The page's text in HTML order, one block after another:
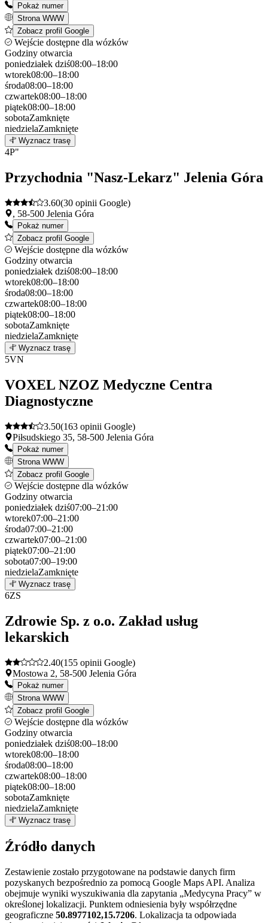
Pokaż numer
Strona WWW
Zobacz profil Google
Wejście dostępne dla wózków
Godziny otwarcia
poniedziałek dziś08:00–18:00
wtorek08:00–18:00
środa08:00–18:00
czwartek08:00–18:00
piątek08:00–18:00
sobotaZamknięte
niedzielaZamknięte
+
Wyznacz trasę
4P"
Przychodnia "Nasz-Lekarz" Jelenia Góra
3.60(30 opinii Google)
, 58-500 Jelenia Góra
Pokaż numer
Zobacz profil Google
Wejście dostępne dla wózków
Godziny otwarcia
poniedziałek dziś08:00–18:00
wtorek08:00–18:00
środa08:00–18:00
czwartek08:00–18:00
piątek08:00–18:00
sobotaZamknięte
niedzielaZamknięte
+
−
Wyznacz trasę
5VN
VOXEL NZOZ Medyczne Centra
Diagnostyczne
3.50(163 opinii Google)
Piłsudskiego 35, 58-500 Jelenia Góra
Pokaż numer
Strona WWW
Zobacz profil Google
Wejście dostępne dla wózków
Godziny otwarcia
poniedziałek dziś07:00–21:00
wtorek07:00–21:00
środa07:00–21:00
czwartek07:00–21:00
piątek07:00–21:00
sobota07:00–19:00
niedzielaZamknięte
+
−
Wyznacz trasę
6ZS
Zdrowie Sp. z o.o. Zakład usług
lekarskich
2.40(155 opinii Google)
Mostowa 2, 58-500 Jelenia Góra
Pokaż numer
Strona WWW
Zobacz profil Google
Wejście dostępne dla wózków
Godziny otwarcia
poniedziałek dziś08:00–18:00
wtorek08:00–18:00
środa08:00–18:00
czwartek08:00–18:00
piątek08:00–18:00
sobotaZamknięte
niedzielaZamknięte
+
−
Wyznacz trasę
Źródło danych
Zestawienie zostało przygotowane na podstawie danych firm
pozyskanych bezpośrednio za pomocą Google Maps API. Analiza
obejmuje wyniki wyszukiwania dla zapytania „Medycyna Pracy” w
określonej lokalizacji. Punktem odniesienia były współrzędne
geograficzne 50.8977102,15.7206. Lokalizacja ta odpowiada